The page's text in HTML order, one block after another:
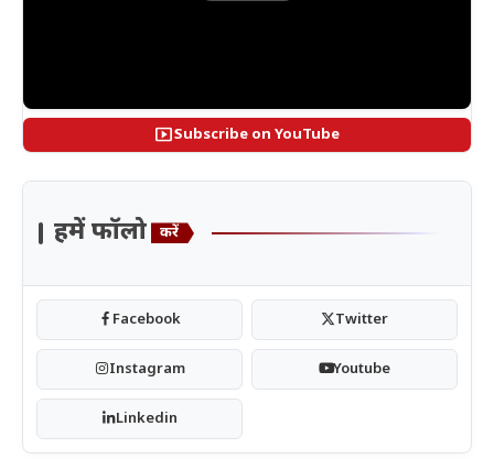
smart_displaySubscribe on YouTube
हमें फॉलो करें
Facebook Twitter
Instagram Youtube
Linkedin